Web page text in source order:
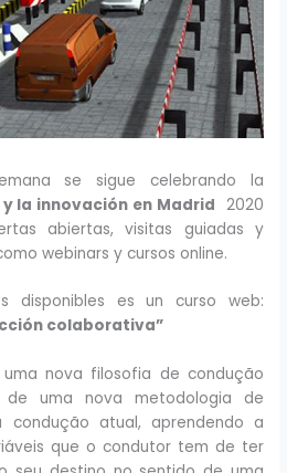
se sigue celebrando la
la innovación en Madrid 2020
abiertas, visitas guiadas y
webinars y cursos online.
disponibles es un curso web:
colaborativa”
nova filosofia de condução
de uma nova metodologia de
condução atual, aprendendo a
que o condutor tem de ter